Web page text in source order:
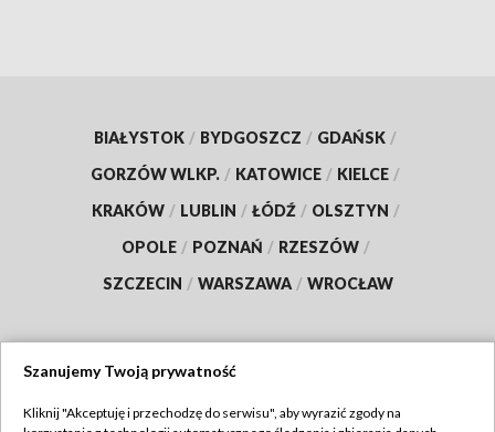
BIAŁYSTOK / BYDGOSZCZ / GDAŃSK /
GORZÓW WLKP. / KATOWICE / KIELCE /
KRAKÓW / LUBLIN / ŁÓDŹ / OLSZTYN /
OPOLE / POZNAŃ / RZESZÓW /
SZCZECIN / WARSZAWA / WROCŁAW
Szanujemy Twoją prywatność
Kliknij "Akceptuję i przechodzę do serwisu", aby wyrazić zgody na